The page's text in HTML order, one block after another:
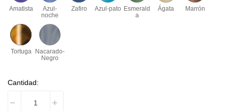
Amatista
Azul-
noche
Zafiro Azul-pato Esmerald
a
Ágata Marrón
Tortuga
Nacarado-
Negro
Cantidad: